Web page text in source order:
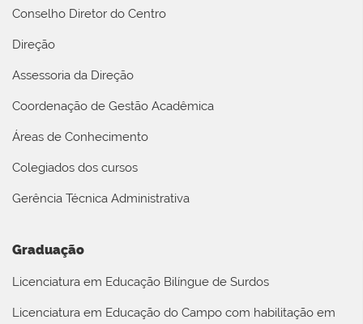
Conselho Diretor do Centro
Direção
Assessoria da Direção
Coordenação de Gestão Acadêmica
Áreas de Conhecimento
Colegiados dos cursos
Gerência Técnica Administrativa
Graduação
Licenciatura em Educação Bilíngue de Surdos
Licenciatura em Educação do Campo com habilitação em